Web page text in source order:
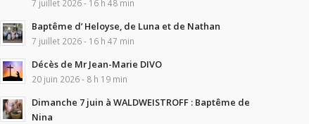
7 juillet 2026 - 16 h 48 min
Baptême d’ Heloyse, de Luna et de Nathan
7 juillet 2026 - 16 h 47 min
Décès de Mr Jean-Marie DIVO
20 juin 2026 - 8 h 19 min
Dimanche 7 juin à WALDWEISTROFF : Baptême de
Nina